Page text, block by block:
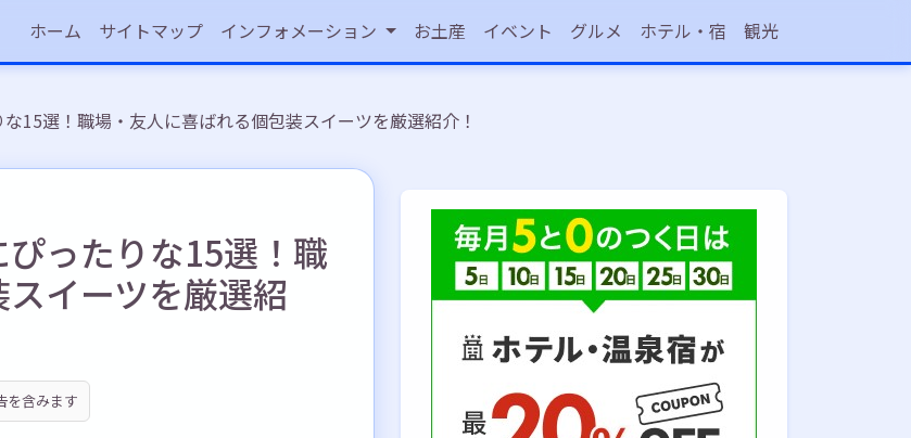
ホーム サイトマップ インフォメーション お土産 イベント グルメ ホテル・宿 観光
15選！職場・友人に喜ばれる個包装スイーツを厳選紹介！
ったりな15選！職
イーツを厳選紹
を含みます